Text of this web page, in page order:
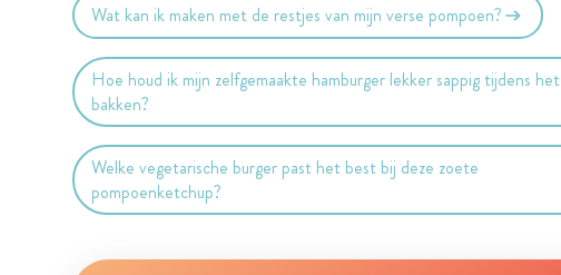
Wat kan ik maken met de restjes van mijn verse pompoen?
Hoe houd ik mijn zelfgemaakte hamburger lekker sappig tijdens het
bakken?
Welke vegetarische burger past het best bij deze zoete
pompoenketchup?